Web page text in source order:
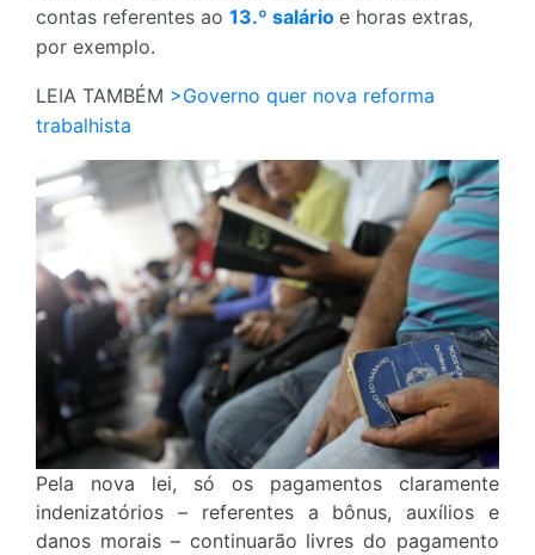
contas referentes ao 13.º salário e horas extras,
por exemplo.
LEIA TAMBÉM >Governo quer nova reforma
trabalhista
Pela nova lei, só os pagamentos claramente
indenizatórios – referentes a bônus, auxílios e
danos morais – continuarão livres do pagamento